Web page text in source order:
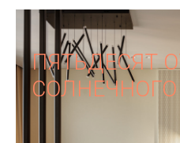
ПЯТЬДЕСЯТ
СОЛНЕЧНОГО